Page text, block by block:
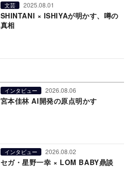
文芸 2025.08.01
SHINTANI × ISHIYAが明かす、噂の
真相
インタビュー 2026.08.06
宮本佳林 AI開発の原点明かす
インタビュー 2026.08.02
セガ・星野一幸 × LOM BABY鼎談